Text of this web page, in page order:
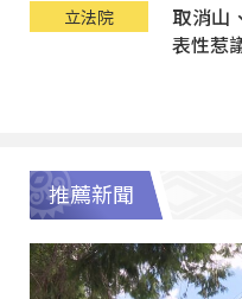
立法院
取消山
表性惹
推薦新聞